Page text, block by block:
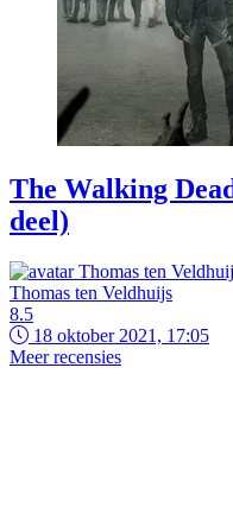
The Walking
deel)
Thomas ten Veldhuijs
8.5
18 oktober 2021, 17:05
Meer recensies